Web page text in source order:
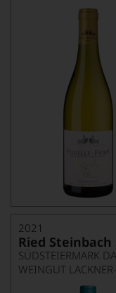
2021
Ried
SÜDSTEIERMARK
WEINGUT